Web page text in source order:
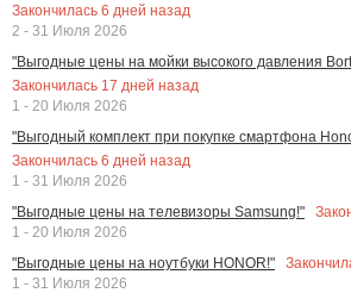
Закончилась 6 дней назад
2 - 31 Июля 2026
"Выгодные цены на мойки высокого давления
Закончилась 17 дней назад
1 - 20 Июля 2026
"Выгодный комплект при покупке смартфона
Закончилась 6 дней назад
1 - 31 Июля 2026
"Выгодные цены на телевизоры Samsung!"
1 - 20 Июля 2026
"Выгодные цены на ноутбуки HONOR!"
1 - 31 Июля 2026